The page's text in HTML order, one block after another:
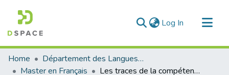
Log In (current)
Communities & Collections
All of DSpace
Home
Département des Langues étrangères
Master en Français
Les traces de la compétence transversale dans l’enseignement du FLE en Algérie -cas de 2ème année secondaire